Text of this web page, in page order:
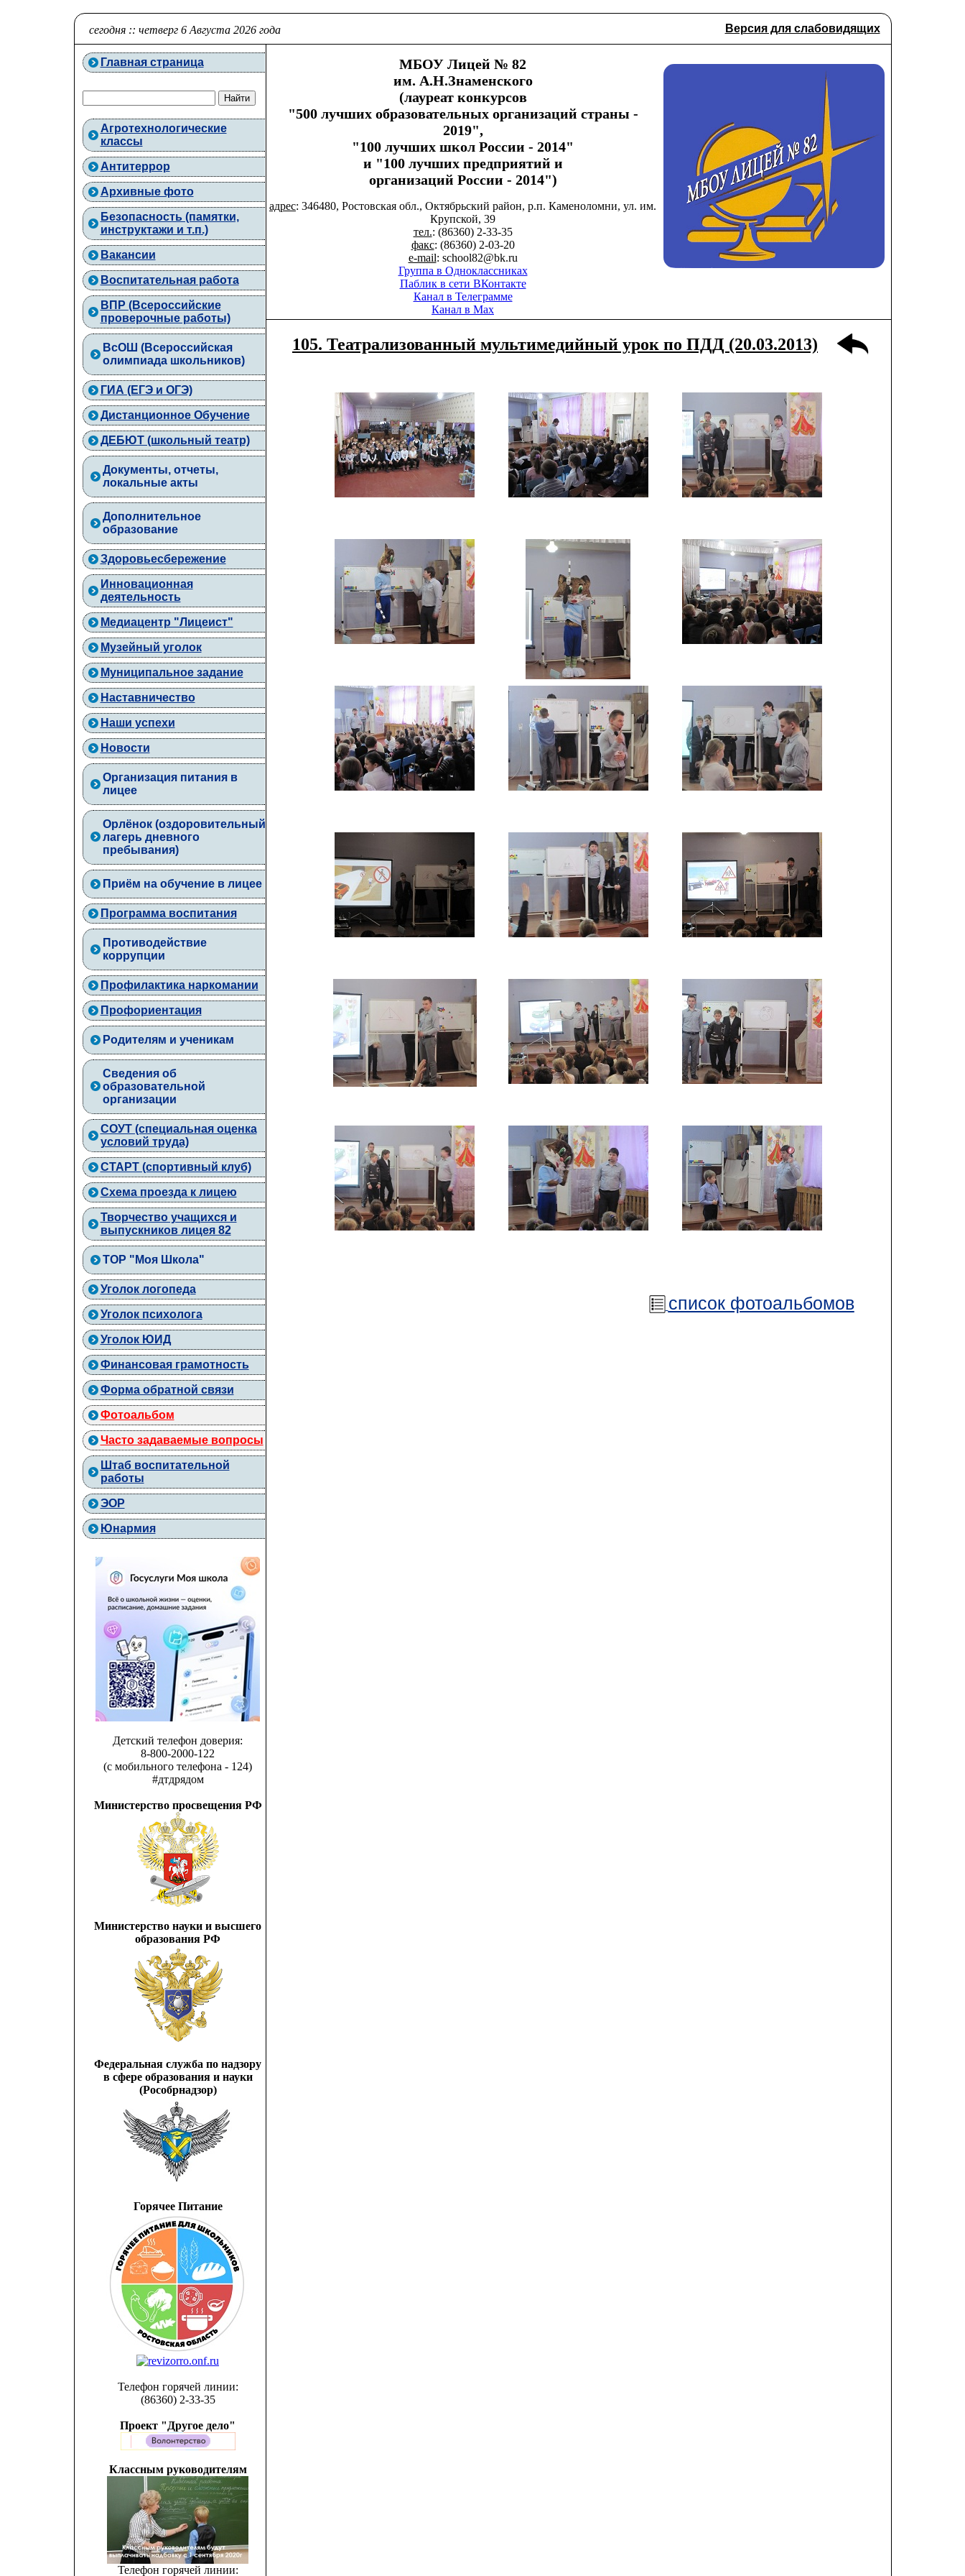
сегодня :: четверг 6 Августа 2026 года Версия для слабовидящих
Главная страница
Агротехнологические
классы
Антитеррор
Архивные фото
Безопасность (памятки,
инструктажи и т.п.)
Вакансии
Воспитательная работа
ВПР (Всероссийские
проверочные работы)
ВcОШ (Всероссийская
олимпиада школьников)
ГИА (ЕГЭ и ОГЭ)
Дистанционное Обучение
ДЕБЮТ (школьный театр)
Документы, отчеты,
локальные акты
Дополнительное
образование
Здоровьесбережение
Инновационная
деятельность
Медиацентр "Лицеист"
Музейный уголок
Муниципальное задание
Наставничество
Наши успехи
Новости
Организация питания в
лицее
Орлёнок (оздоровительный
лагерь дневного
пребывания)
Приём на обучение в лицее
Программа воспитания
Противодействие
коррупции
Профилактика наркомании
Профориентация
Родителям и ученикам
Сведения об
образовательной
организации
СОУТ (специальная оценка
условий труда)
СТАРТ (спортивный клуб)
Схема проезда к лицею
Творчество учащихся и
выпускников лицея 82
ТОР "Моя Школа"
Уголок логопеда
Уголок психолога
Уголок ЮИД
Финансовая грамотность
Форма обратной связи
Фотоальбом
Часто задаваемые вопросы
Штаб воспитательной
работы
ЭОР
Юнармия
Детский телефон доверия:
8-800-2000-122
(с мобильного телефона - 124)
#дтдрядом
Министерство просвещения РФ
Министерство науки и высшего
образования РФ
Федеральная служба по надзору
в сфере образования и науки
(Рособрнадзор)
Горячее Питание
Телефон горячей линии:
(86360) 2-33-35
Проект "Другое дело"
Классным руководителям
Телефон горячей линии:
МБОУ Лицей № 82
им. А.Н.Знаменского
(лауреат конкурсов
"500 лучших образовательных организаций страны -
2019",
"100 лучших школ России - 2014"
и "100 лучших предприятий и
организаций России - 2014")
адрес: 346480, Ростовская обл., Октябрьский район, р.п. Каменоломни, ул. им.
Крупской, 39
тел.: (86360) 2-33-35
факс: (86360) 2-03-20
e-mail: school82@bk.ru
Группа в Одноклассниках
Паблик в сети ВКонтакте
Канал в Телеграмме
Канал в Max
105. Театрализованный мультимедийный урок по ПДД (20.03.2013)
список фотоальбомов